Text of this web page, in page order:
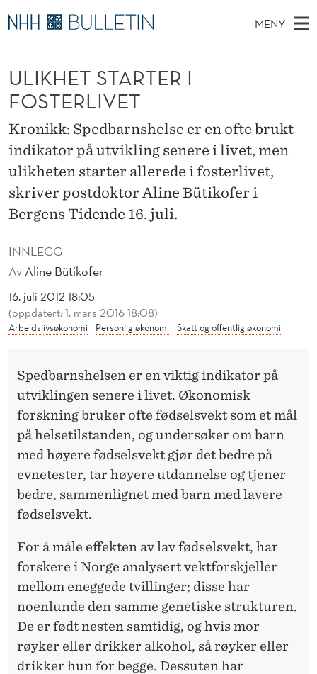
U
L
K
H
E
T
S
T
A
R
T
E
MENY
V
E
D
M
E
N
Y
K
I
N
E
T
T
S
T
E
E
Stipendiater og nye forskerprofiler
Disputaser
Ekspertutvalg
Om Bulletin
INNLEGG
AvAline Bütikofer
16. juli 2012 18:05
(oppdatert: 1. mars 2016 18:08)
Arbeidslivsøkonomi Personlig økonomi Skatt og offentlig økonomi
ULIKHET STARTER I
FOSTERLIVET
Kronikk: Spedbarnshelse er en ofte brukt
indikator på utvikling senere i livet, men
ulikheten starter allerede i fosterlivet,
skriver postdoktor Aline Bütikofer i
Bergens Tidende 16. juli.
Spedbarnshelsen er en viktig indikator på
utviklingen senere i livet. Økonomisk
forskning bruker ofte fødselsvekt som et mål
på helsetilstanden, og undersøker om barn
med høyere fødselsvekt gjør det bedre på
evnetester, tar høyere utdannelse og tjener
bedre, sammenlignet med barn med lavere
fødselsvekt.
For å måle effekten av lav fødselsvekt, har
forskere i Norge analysert vektforskjeller
mellom eneggede tvillinger; disse har
noenlunde den samme genetiske strukturen.
De er født nesten samtidig, og hvis mor
røyker eller drikker alkohol, så røyker eller
drikker hun for begge. Dessuten har